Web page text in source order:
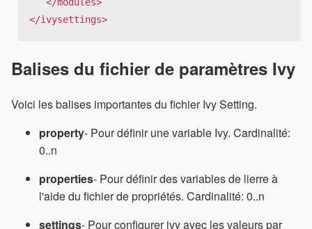
</ivysettings>
Balises du fichier de paramètres Ivy
Voici les balises importantes du fichier Ivy Setting.
property- Pour définir une variable Ivy. Cardinalité:
0..n
properties- Pour définir des variables de lierre à
l'aide du fichier de propriétés. Cardinalité: 0..n
settings- Pour configurer ivy avec les valeurs par